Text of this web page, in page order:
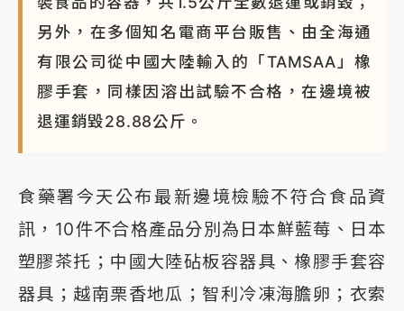
另外，在多個知名電商平台販售、由全海通
有限公司從中國大陸輸入的「TAMSAA」橡
膠手套，同樣因溶出試驗不合格，在邊境被
退運銷毀28.88公斤。
食藥署今天公布最新邊境檢驗不符合食品資
訊，10件不合格產品分別為日本鮮藍莓、日本
塑膠茶托；中國大陸砧板容器具、橡膠手套容
器具；越南栗香地瓜；智利冷凍海膽卵；衣索